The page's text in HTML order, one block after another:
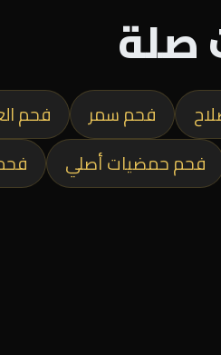
صلة
فحم سمر فحم
فحم حمضيات أصلي